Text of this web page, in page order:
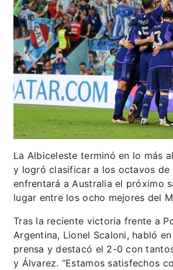
La Albiceleste terminó en lo más
y logró clasificar a los octavos de
enfrentará a Australia el próximo
lugar entre los ocho mejores del
Tras la reciente victoria frente a
Argentina, Lionel Scaloni, habló
prensa y destacó el 2-0 con
y Álvarez. “Estamos satisfechos